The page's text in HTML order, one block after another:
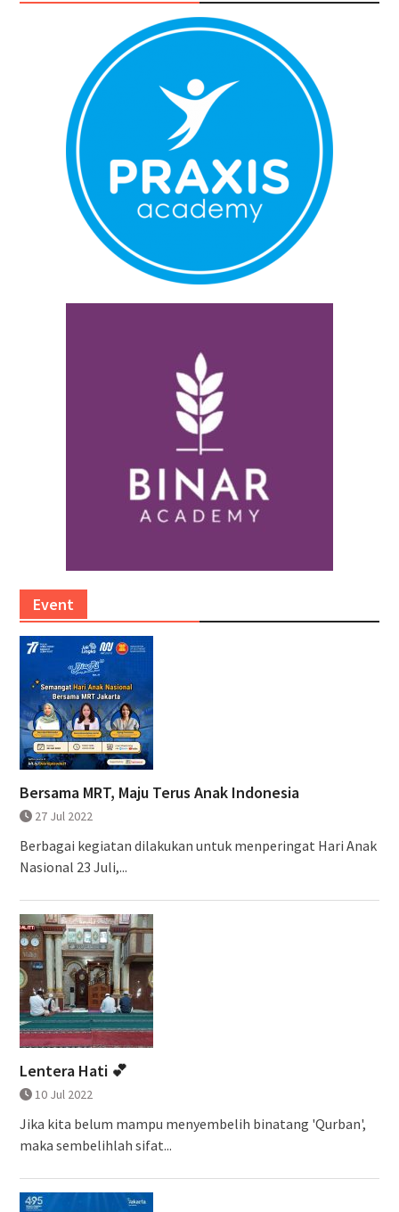
Event
Bersama MRT, Maju Terus Anak Indonesia
27 Jul 2022
Berbagai kegiatan dilakukan untuk menperingat Hari Anak
Nasional 23 Juli,...
Lentera Hati 💕
10 Jul 2022
Jika kita belum mampu menyembelih binatang 'Qurban',
maka sembelihlah sifat...